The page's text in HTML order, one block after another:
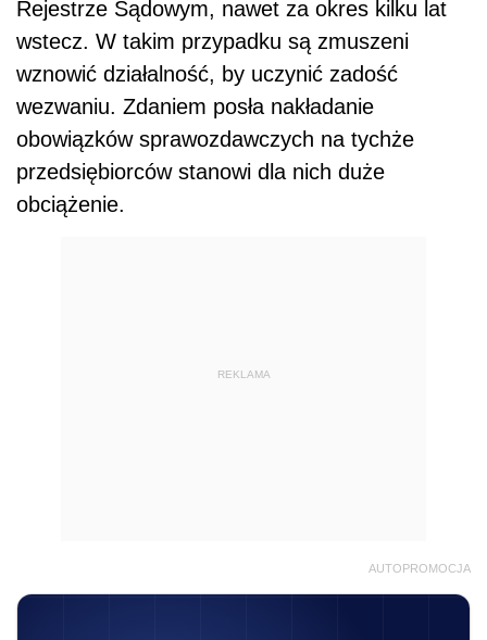
Rejestrze Sądowym, nawet za okres kilku lat
wstecz. W takim przypadku są zmuszeni
wznowić działalność, by uczynić zadość
wezwaniu. Zdaniem posła nakładanie
obowiązków sprawozdawczych na tychże
przedsiębiorców stanowi dla nich duże
obciążenie.
REKLAMA
AUTOPROMOCJA